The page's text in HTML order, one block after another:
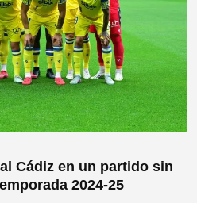
Cádiz en un partido sin
2024-25